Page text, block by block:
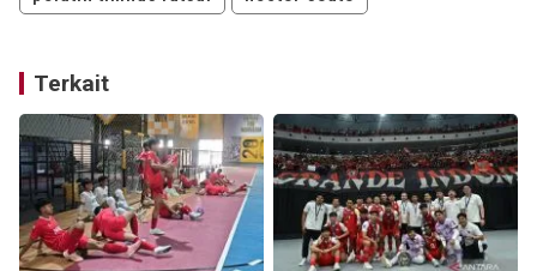
Terkait